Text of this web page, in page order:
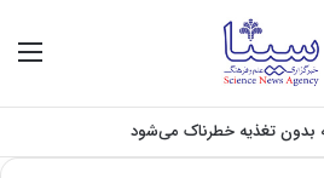
بدون تغذیه خطرناک می‌شود